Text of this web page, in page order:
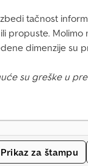
tačnost
propuste. Molimo
dimenzije su
su greške u
Prikaz za štampu